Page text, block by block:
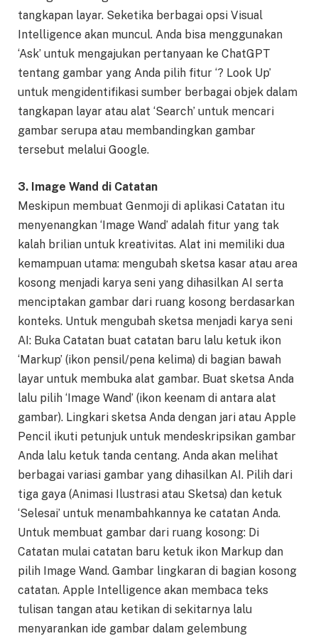
tangkapan layar. Seketika berbagai opsi Visual
Intelligence akan muncul. Anda bisa menggunakan
‘Ask’ untuk mengajukan pertanyaan ke ChatGPT
tentang gambar yang Anda pilih fitur ‘? Look Up’
untuk mengidentifikasi sumber berbagai objek dalam
tangkapan layar atau alat ‘Search’ untuk mencari
gambar serupa atau membandingkan gambar
tersebut melalui Google.
3. Image Wand di Catatan
Meskipun membuat Genmoji di aplikasi Catatan itu
menyenangkan ‘Image Wand’ adalah fitur yang tak
kalah brilian untuk kreativitas. Alat ini memiliki dua
kemampuan utama: mengubah sketsa kasar atau area
kosong menjadi karya seni yang dihasilkan AI serta
menciptakan gambar dari ruang kosong berdasarkan
konteks. Untuk mengubah sketsa menjadi karya seni
AI: Buka Catatan buat catatan baru lalu ketuk ikon
‘Markup’ (ikon pensil/pena kelima) di bagian bawah
layar untuk membuka alat gambar. Buat sketsa Anda
lalu pilih ‘Image Wand’ (ikon keenam di antara alat
gambar). Lingkari sketsa Anda dengan jari atau Apple
Pencil ikuti petunjuk untuk mendeskripsikan gambar
Anda lalu ketuk tanda centang. Anda akan melihat
berbagai variasi gambar yang dihasilkan AI. Pilih dari
tiga gaya (Animasi Ilustrasi atau Sketsa) dan ketuk
‘Selesai’ untuk menambahkannya ke catatan Anda.
Untuk membuat gambar dari ruang kosong: Di
Catatan mulai catatan baru ketuk ikon Markup dan
pilih Image Wand. Gambar lingkaran di bagian kosong
catatan. Apple Intelligence akan membaca teks
tulisan tangan atau ketikan di sekitarnya lalu
menyarankan ide gambar dalam gelembung